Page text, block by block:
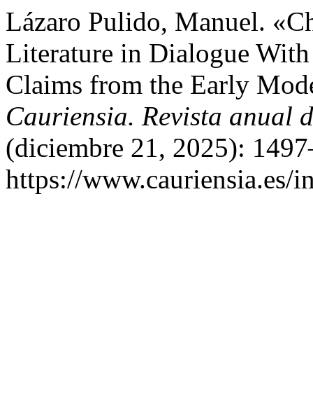
Lázaro Pulido, Manuel.
Literature in Dialogue
Claims from the Early
Cauriensia. Revista anual
(diciembre 21, 2025):
https://www.cauriensia.es/